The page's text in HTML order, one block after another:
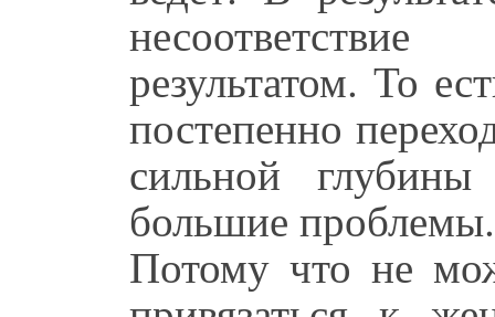
результатом. То
постепенно
сильной
большие
Потому что не